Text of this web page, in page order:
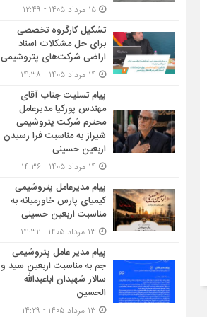
تشکیل کارگروه تخصصی
برای حل مشکلات اسناد
اراضی شرکت‌های پتروشیمی
پیام تسلیت جناب آقای
مهندس پوركیا مدیرعامل
محترم شركت پتروشیمی
شیراز به مناسبت فرا رسیدن
اربعین حسینی
پیام مدیرعامل پتروشیمی
کیمیای پارس خاورمیانه به
مناسبت اربعین حسینی
پیام مدیر عامل پتروشیمی
جم به مناسبت اربعین سید و
سالار شهیدان اباعبدالله
الحسین